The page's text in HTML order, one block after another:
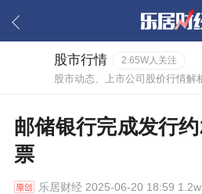
股市行情 2.65W人关注
股市动态、上市公司股价行情解
邮储银行完成发行
票
乐居财经2025-06-20 18:59